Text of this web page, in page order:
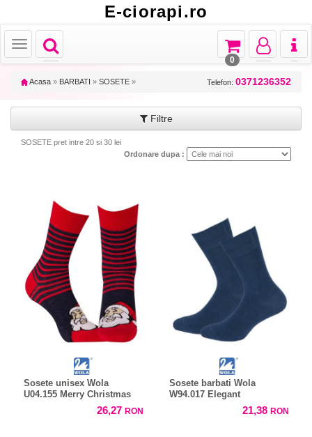
E-ciorapi.ro
Toggle
navigation
Toggle
Toggle
navigation
Toggle
navigation
Toggle
navigation
0
Acasa » BARBATI » SOSETE » Telefon: 0371236352
Filtre
SOSETE pret intre 20 si 30 lei
Ordonare dupa :
Sosete unisex Wola
U04.155 Merry Christmas
26,27 RON
Sosete barbati Wola
W94.017 Elegant
21,38 RON